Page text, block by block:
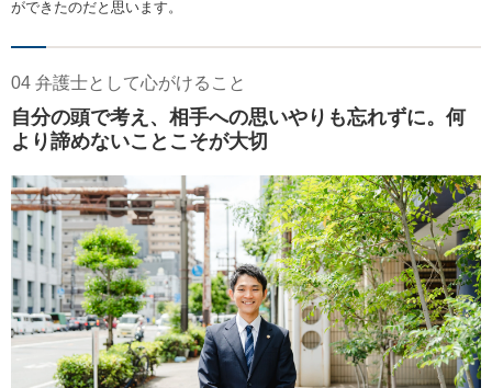
ができたのだと思います。
04 弁護士として心がけること
自分の頭で考え、相手への思いやりも忘れずに。何
より諦めないことこそが大切